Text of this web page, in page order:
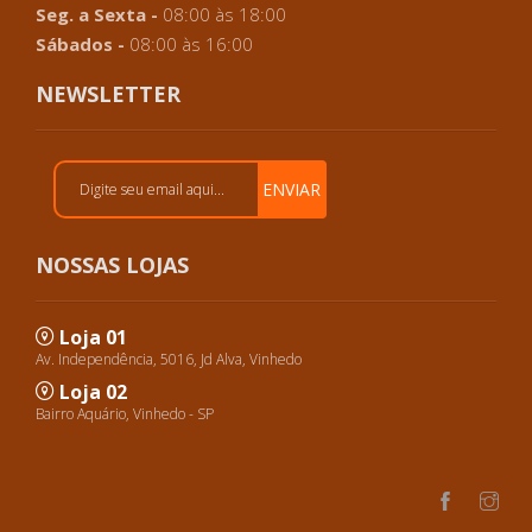
Seg. a Sexta - 08:00 às 18:00
Sábados - 08:00 às 16:00
NEWSLETTER
ENVIAR
NOSSAS LOJAS
Loja 01
Av. Independência, 5016, Jd Alva, Vinhedo
Loja 02
Bairro Aquário, Vinhedo - SP